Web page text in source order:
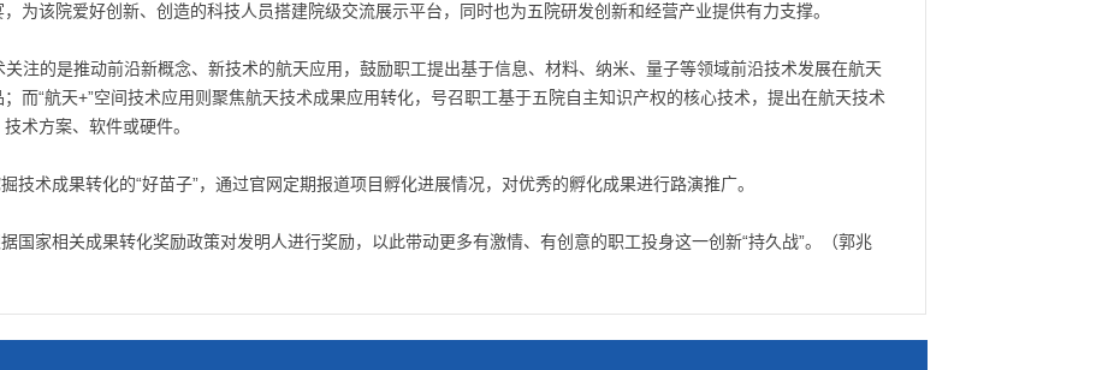
为该院爱好创新、创造的科技人员搭建院级交流展示平台，同时也为五院研发创新和经营产业提供有力支撑。
关注的是推动前沿新概念、新技术的航天应用，鼓励职工提出基于信息、材料、纳米、量子等领域前沿技术发展在航天
而“航天+”空间技术应用则聚焦航天技术成果应用转化，号召职工基于五院自主知识产权的核心技术，提出在航天技术
术方案、软件或硬件。
技术成果转化的“好苗子”，通过官网定期报道项目孵化进展情况，对优秀的孵化成果进行路演推广。
国家相关成果转化奖励政策对发明人进行奖励，以此带动更多有激情、有创意的职工投身这一创新“持久战”。（郭兆